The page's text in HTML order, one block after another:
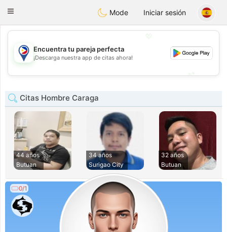
Philippines Chat
Toggle
Mode Iniciar sesión
💖
💕
Encuentra tu pareja perfecta
¡Descarga nuestra app de citas ahora!
Citas Hombre Caraga
44 años
Butuan
34 años
Surigao City
32 años
Butuan
0/1